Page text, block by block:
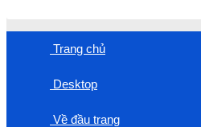
Trang chủ
Desktop
Về đầu trang